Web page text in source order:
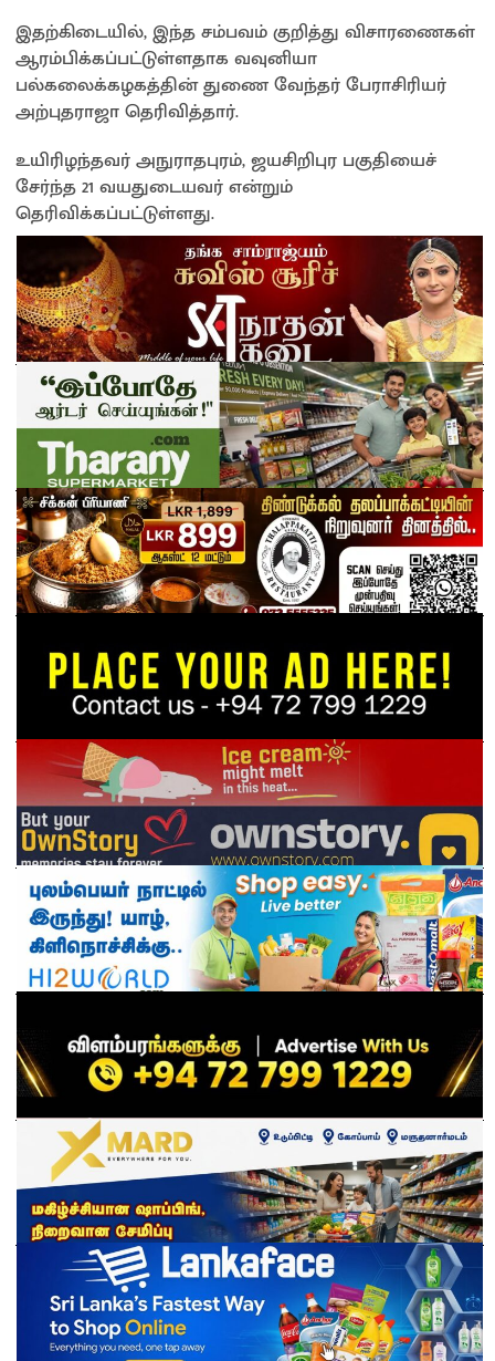
இதற்கிடையில், இந்த சம்பவம் குறித்து விசாரணைகள்
ஆரம்பிக்கப்பட்டுள்ளதாக வவுனியா
பல்கலைக்கழகத்தின் துணை வேந்தர் பேராசிரியர்
அற்புதராஜா தெரிவித்தார்.
உயிரிழந்தவர் அநுராதபுரம், ஜயசிறிபுர பகுதியைச்
சேர்ந்த 21 வயதுடையவர் என்றும்
தெரிவிக்கப்பட்டுள்ளது.